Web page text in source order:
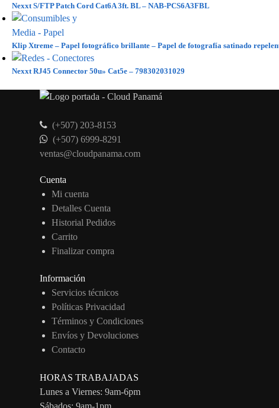
Nexxt S/FTP Patch Cord Cat6A 3ft. BL – NAB-PCS6A3FBL
Klip Xtreme – Papel fotográfico brillante – Papel de fotografía satinado
Nexxt RJ45 Connector 50u» Cat5e – 798302031029
(+507) 203-8153
(+507) 6999-8291
ventas@cloudpanama.com
Cuenta
Mi cuenta
Detalles Cuenta
Historial Pedidos
Carrito
Finalizar compra
Información
Servicios técnicos
Políticas Privacidad
Términos y Condiciones
Envíos y Devoluciones
Contacto
HORAS TRABAJADAS
Lunes a Viernes: 9am-6pm
Sábados: 9am-1pm